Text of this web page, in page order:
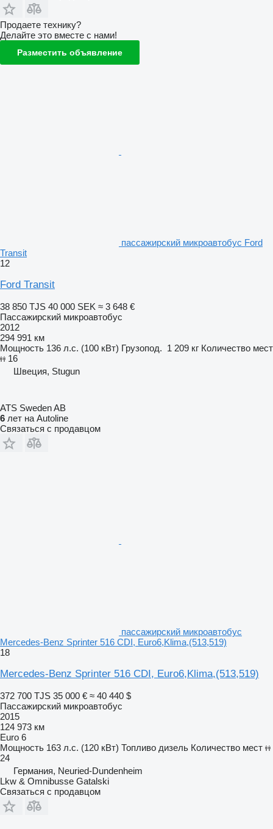
Продаете технику?
Делайте это вместе с нами!
Разместить объявление
пассажирский микроавтобус Ford
Transit
12
Ford Transit
38 850 TJS 40 000 SEK ≈ 3 648 €
Пассажирский микроавтобус
2012
294 991 км
Мощность 136 л.с. (100 кВт) Грузопод. 1 209 кг Количество мест
16
Швеция, Stugun
ATS Sweden AB
6 лет на Autoline
Связаться с продавцом
пассажирский микроавтобус
Mercedes-Benz Sprinter 516 CDI, Euro6,Klima,(513,519)
18
Mercedes-Benz Sprinter 516 CDI, Euro6,Klima,(513,519)
372 700 TJS 35 000 € ≈ 40 440 $
Пассажирский микроавтобус
2015
124 973 км
Euro 6
Мощность 163 л.с. (120 кВт) Топливо дизель Количество мест
24
Германия, Neuried-Dundenheim
Lkw & Omnibusse Gatalski
Связаться с продавцом